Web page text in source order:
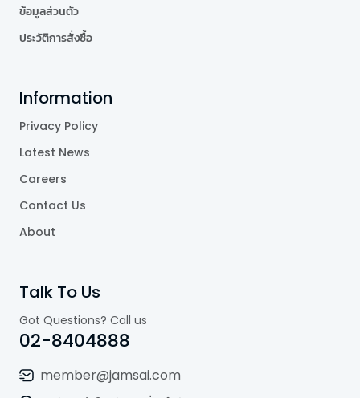
ข้อมูลส่วนตัว
ประวัติการสั่งซื้อ
Information
Privacy Policy
Latest News
Careers
Contact Us
About
Talk To Us
Got Questions? Call us
02-8404888
member@jamsai.com